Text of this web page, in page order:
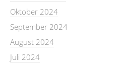
Oktober 2024
September 2024
August 2024
Juli 2024